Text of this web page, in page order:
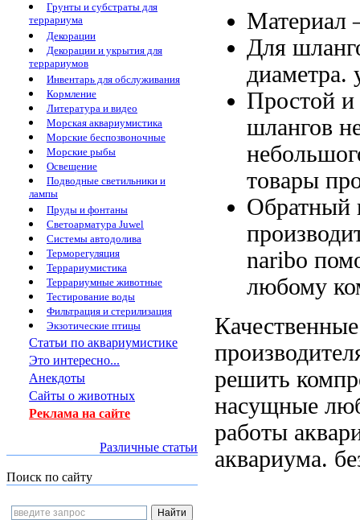
Грунты и субстраты для
террариума
Декорации
Декорации и укрытия для
террариумов
Инвентарь для обслуживания
Кормление
Литература и видео
Морская аквариумистика
Морские беспозвоночные
Морские рыбы
Освещение
Подводные светильники и
лампы
Пруды и фонтаны
Светоарматура Juwel
Системы автодолива
Терморегуляция
Террариумистика
Террариумные животные
Тестирование воды
Фильтрация и стерилизация
Экзотические птицы
Статьи по аквариумистике
Это интересно...
Анекдоты
Сайты о животных
Реклама на сайте
Различные статьи
Поиск по сайту
Материал
Для
диаметра.
Простой и
шлангов
товары
Обратный
naribo
любому
решить
насущные
работы
аквариума.